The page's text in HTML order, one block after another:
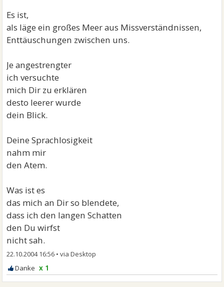
Es ist,
als läge ein großes Meer aus Missverständnissen,
Enttäuschungen zwischen uns.
Je angestrengter
ich versuchte
mich Dir zu erklären
desto leerer wurde
dein Blick.
Deine Sprachlosigkeit
nahm mir
den Atem.
Was ist es
das mich an Dir so blendete,
dass ich den langen Schatten
den Du wirfst
nicht sah.
22.10.2004 16:56 •
x 1